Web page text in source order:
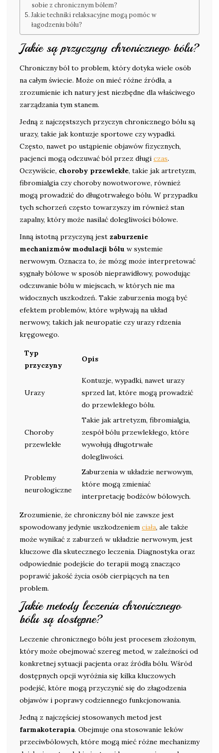
sobie z chronicznym bólem?
Jakie techniki relaksacyjne mogą pomóc w
łagodzeniu bólu?
Jakie są przyczyny chronicznego bólu?
Chroniczny ból to problem, który dotyka wiele osób
na całym świecie. Może on mieć różne źródła, a
zrozumienie ich natury jest niezbędne dla właściwego
zarządzania tym stanem.
Jedną z najczęstszych przyczyn chronicznego bólu są
urazy, takie jak kontuzje sportowe czy wypadki.
Często, nawet po ustąpienie objawów fizycznych,
pacjenci mogą odczuwać ból przez długi czas.
Oczywiście, choroby przewlekłe, takie jak artretyzm,
fibromialgia czy choroby nowotworowe, również
mogą prowadzić do długotrwałego bólu. W przypadku
tych schorzeń często towarzyszy im również stan
zapalny, który może nasilać dolegliwości bólowe.
Inną istotną przyczyną jest zaburzenie
mechanizmów modulacji bólu w systemie
nerwowym. Oznacza to, że mózg może interpretować
sygnały bólowe w sposób nieprawidłowy, powodując
odczuwanie bólu w miejscach, w których nie ma
widocznych uszkodzeń. Takie zaburzenia mogą być
efektem problemów, które wpływają na układ
nerwowy, takich jak neuropatie czy urazy rdzenia
kręgowego.
Typ
przyczyny
Opis
Urazy
Kontuzje, wypadki, nawet urazy
sprzed lat, które mogą prowadzić
do przewlekłego bólu.
Choroby
przewlekłe
Takie jak artretyzm, fibromialgia,
zespół bólu przewlekłego, które
wywołują długotrwałe
dolegliwości.
Problemy
neurologiczne
Zaburzenia w układzie nerwowym,
które mogą zmieniać
interpretację bodźców bólowych.
Zrozumienie, że chroniczny ból nie zawsze jest
spowodowany jedynie uszkodzeniem ciała, ale także
może wynikać z zaburzeń w układzie nerwowym, jest
kluczowe dla skutecznego leczenia. Diagnostyka oraz
odpowiednie podejście do terapii mogą znacząco
poprawić jakość życia osób cierpiących na ten
problem.
Jakie metody leczenia chronicznego
bólu są dostępne?
Leczenie chronicznego bólu jest procesem złożonym,
który może obejmować szereg metod, w zależności od
konkretnej sytuacji pacjenta oraz źródła bólu. Wśród
dostępnych opcji wyróżnia się kilka kluczowych
podejść, które mogą przyczynić się do złagodzenia
objawów i poprawy codziennego funkcjonowania.
Jedną z najczęściej stosowanych metod jest
farmakoterapia. Obejmuje ona stosowanie leków
przeciwbólowych, które mogą mieć różne mechanizmy